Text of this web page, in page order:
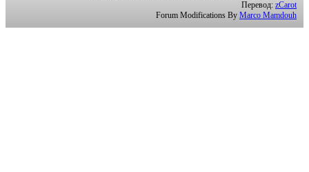
Перевод: zCarot
Forum Modifications By Marco Mamdouh